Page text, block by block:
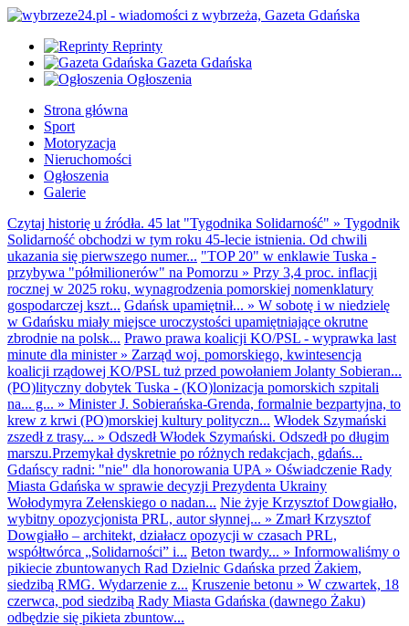
Reprinty
Gazeta Gdańska
Ogłoszenia
Strona główna
Sport
Motoryzacja
Nieruchomości
Ogłoszenia
Galerie
Czytaj historię u źródła. 45 lat "Tygodnika Solidarność" » Tygodnik
Solidarność obchodzi w tym roku 45-lecie istnienia. Od chwili
ukazania się pierwszego numer... "TOP 20" w enklawie Tuska -
przybywa "półmilionerów" na Pomorzu » Przy 3,4 proc. inflacji
rocznej w 2025 roku, wynagrodzenia pomorskiej nomenklatury
gospodarczej kszt... Gdańsk upamiętnił... » W sobotę i w niedzielę
w Gdańsku miały miejsce uroczystości upamiętniające okrutne
zbrodnie na polsk... Prawo prawa koalicji KO/PSL - wyprawka last
minute dla minister» Zarząd woj. pomorskiego, kwintesencja
koalicji rządowej KO/PSL tuż przed powołaniem Jolanty Sobieran...
(PO)lityczny dobytek Tuska - (KO)lonizacja pomorskich szpitali
na... g... » Minister J. Sobierańska-Grenda, formalnie bezpartyjna, to
krew z krwi (PO)morskiej kultury polityczn... Włodek Szymański
zszedł z trasy... » Odszedł Włodek Szymański. Odszedł po długim
marszu.Przemykał dyskretnie po różnych redakcjach, gdańs...
Gdańscy radni: "nie" dla honorowania UPA » Oświadczenie Rady
Miasta Gdańska w sprawie decyzji Prezydenta Ukrainy
Wołodymyra Zełenskiego o nadan... Nie żyje Krzysztof Dowgiałło,
wybitny opozycjonista PRL, autor słynnej... » Zmarł Krzysztof
Dowgiałło – architekt, działacz opozycji w czasach PRL,
współtwórca „Solidarności” i... Beton twardy... » Informowaliśmy o
pikiecie zbuntowanych Rad Dzielnic Gdańska przed Żakiem,
siedzibą RMG. Wydarzenie z... Kruszenie betonu » W czwartek, 18
czerwca, pod siedzibą Rady Miasta Gdańska (dawnego Żaku)
odbędzie się pikieta zbuntow...